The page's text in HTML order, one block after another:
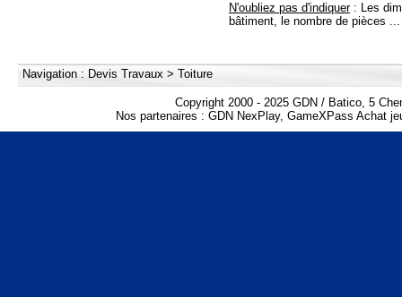
N'oubliez pas d'indiquer: Les
bâtiment, le nombre de pièces ...
Navigation : Devis Travaux > Toiture
Copyright 2000 - 2025 GDN / Batico, 5
Nos partenaires : GDN NexPlay, GameXPass Achat